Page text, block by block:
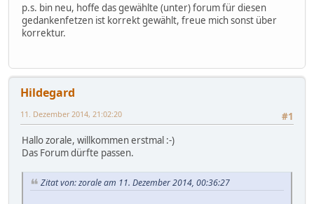
p.s. bin neu, hoffe das gewählte (unter) forum für diesen
gedankenfetzen ist korrekt gewählt, freue mich sonst über
korrektur.
Hildegard
#1
11. Dezember 2014, 21:02:20
Hallo zorale, willkommen erstmal :-)
Das Forum dürfte passen.
Zitat von: zorale am 11. Dezember 2014, 00:36:27